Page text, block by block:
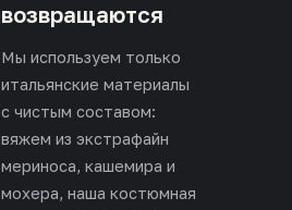
возвращаются
Мы используем только
итальянские материалы
с чистым составом:
вяжем из экстрафайн
мериноса, кашемира и
мохера, наша костюмная